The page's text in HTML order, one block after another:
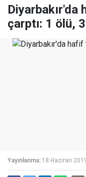
çarptı: 1 ölü,
Yayınlanma: 18 Haziran